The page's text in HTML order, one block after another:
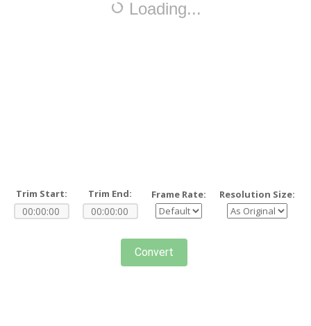
Trim Start: Trim End: Frame Rate: Resolution Size:
Convert